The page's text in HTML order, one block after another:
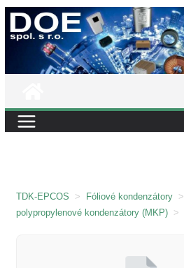
Přeskočit
na
TDK-EPCOS > Fóliové kondenzátory >
polypropylenové kondenzátory (MKP) >